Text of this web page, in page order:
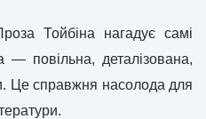
Тойбіна нагадує самі
— повільна, деталізована,
Це справжня насолода для